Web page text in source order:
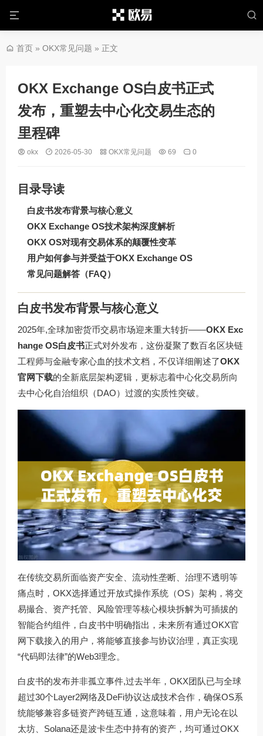
首页 » OKX常见问题 » 正文
OKX Exchange OS白皮书正式
发布，重塑去中心化交易生态的
里程碑
okx 2026-05-30 OKX常见问题 69 0
目录导读
白皮书发布背景与核心意义
OKX Exchange OS技术架构深度解析
OKX OS对现有交易体系的颠覆性变革
用户如何参与并受益于OKX Exchange OS
常见问题解答（FAQ）
白皮书发布背景与核心意义
2025年,全球加密货币交易市场迎来重大转折——OKX Exc
hange OS白皮书正式对外发布，这份凝聚了数百名区块链
工程师与金融专家心血的技术文档，不仅详细阐述了OKX
官网下载的全新底层架构逻辑，更标志着中心化交易所向
去中心化自治组织（DAO）过渡的实质性突破。
在传统交易所面临资产安全、流动性垄断、治理不透明等
痛点时，OKX选择通过开放式操作系统（OS）架构，将交
易撮合、资产托管、风险管理等核心模块拆解为可插拔的
智能合约组件，白皮书中明确指出，未来所有通过OKX官
网下载接入的用户，将能够直接参与协议治理，真正实现
“代码即法律”的Web3理念。
白皮书的发布并非孤立事件,过去半年，OKX团队已与全球
超过30个Layer2网络及DeFi协议达成技术合作，确保OS系
统能够兼容多链资产跨链互通，这意味着，用户无论在以
太坊、Solana还是波卡生态中持有的资产，均可通过OKX